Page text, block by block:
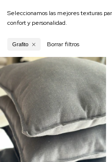
Seleccionamos las mejores texturas
confort y personalidad.
Grafito Borrar filtros